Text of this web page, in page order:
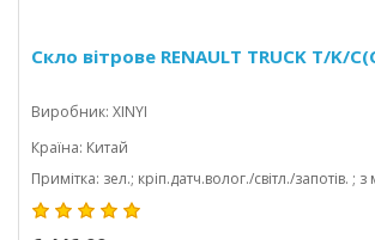
Скло вітрове RENAULT TRUCK T/K/
Виробник: XINYI
Країна: Китай
Примітка: зел.; кріп.датч.волог./світл./запотів. ;